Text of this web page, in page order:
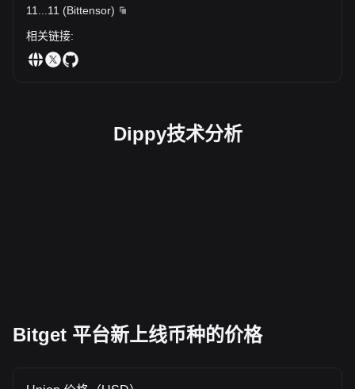
11
11 (Bittensor)
相关链接:
Dippy技术分析
Bitget 平台新上线币种的价格